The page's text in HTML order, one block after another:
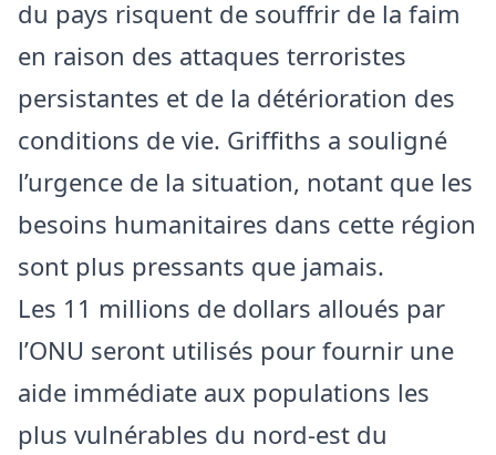
du pays risquent de souffrir de la faim
en raison des attaques terroristes
persistantes et de la détérioration des
conditions de vie. Griffiths a souligné
l’urgence de la situation, notant que les
besoins humanitaires dans cette région
sont plus pressants que jamais.
Les 11 millions de dollars alloués par
l’ONU seront utilisés pour fournir une
aide immédiate aux populations les
plus vulnérables du nord-est du